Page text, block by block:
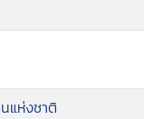
แห่งชาติ